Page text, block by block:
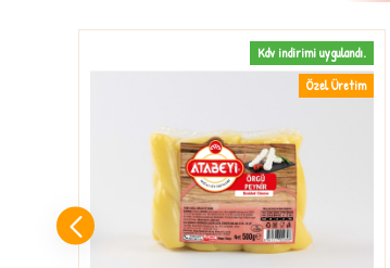
Özel Üretim
Kdv indirimi uygulandı.